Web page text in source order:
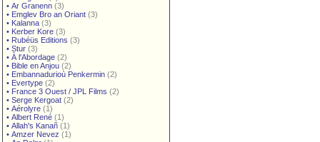
• Ar Granenn (3)
• Emglev Bro an Oriant (3)
• Kalanna (3)
• Kerber Kore (3)
• Rubéüs Editions (3)
• Stur (3)
• À l'Abordage (2)
• Bible en Anjou (2)
• Embannadurioù Penkermin (2)
• Evertype (2)
• France 3 Ouest / JPL Films (2)
• Serge Kergoat (2)
• Aérolyre (1)
• Albert René (1)
• Allah's Kanañ (1)
• Amzer Nevez (1)